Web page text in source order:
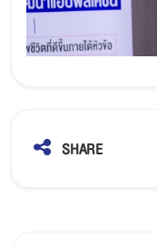
SHARE